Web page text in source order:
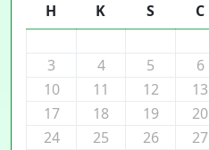
H K S C
3
4 5 6
10
11 12 13
17
18 19 20
24
25 26 27